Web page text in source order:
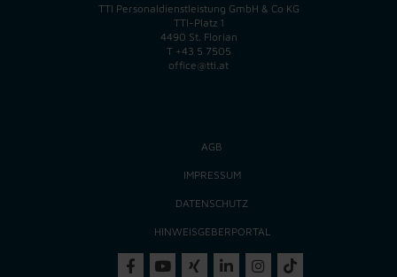
TTI Personaldienstleistung GmbH & Co KG
TTI-Platz 1
4490 St. Florian
T +43 5 7505
office@tti.at
AGB
IMPRESSUM
DATENSCHUTZ
HINWEISGEBERPORTAL